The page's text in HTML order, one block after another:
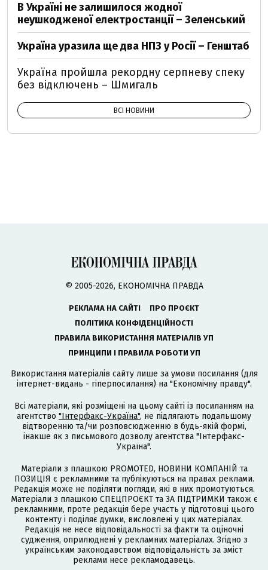
В Україні не залишилося жодної
неушкодженої електростанції – Зеленський
Україна уразила ще два НПЗ у Росії – Генштаб
Україна пройшла рекордну серпневу спеку
без відключень – Шмигаль
ВСІ НОВИНИ
© 2005-2026, ЕКОНОМІЧНА ПРАВДА
РЕКЛАМА НА САЙТІ
ПРО ПРОЄКТ
ПОЛІТИКА КОНФІДЕНЦІЙНОСТІ
ПРАВИЛА ВИКОРИСТАННЯ МАТЕРІАЛІВ УП
ПРИНЦИПИ І ПРАВИЛА РОБОТИ УП
Використання матеріалів сайту лише за умови посилання (для
інтернет-видань - гіперпосилання) на "Економічну правду".
Всі матеріали, які розміщені на цьому сайті із посиланням на
агентство "Інтерфакс-Україна", не підлягають подальшому
відтворенню та/чи розповсюдженню в будь-якій формі,
інакше як з письмового дозволу агентства "Інтерфакс-
Україна".
Матеріали з плашкою PROMOTED, НОВИНИ КОМПАНІЙ та
ПОЗИЦІЯ є рекламними та публікуються на правах реклами.
Редакція може не поділяти погляди, які в них промотуються.
Матеріали з плашкою СПЕЦПРОЄКТ та ЗА ПІДТРИМКИ також є
рекламними, проте редакція бере участь у підготовці цього
контенту і поділяє думки, висловлені у цих матеріалах.
Редакція не несе відповідальності за факти та оціночні
судження, оприлюднені у рекламних матеріалах. Згідно з
українським законодавством відповідальність за зміст
реклами несе рекламодавець.